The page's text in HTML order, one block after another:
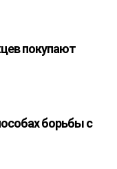
покупают
борьбы с